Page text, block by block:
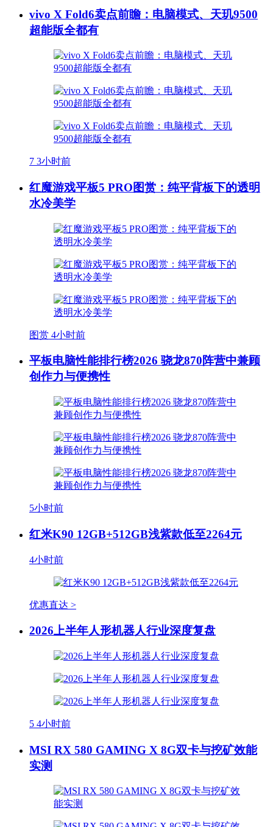
vivo X Fold6卖点前瞻：电脑模式、天玑9500
超能版全都有
7 3小时前
红魔游戏平板5 PRO图赏：纯平背板下的透明
水冷美学
图赏 4小时前
平板电脑性能排行榜2026 骁龙870阵营中兼顾
创作力与便携性
5小时前
红米K90 12GB+512GB浅紫款低至2264元
4小时前
优惠直达 >
2026上半年人形机器人行业深度复盘
5 4小时前
MSI RX 580 GAMING X 8G双卡与挖矿效能
实测